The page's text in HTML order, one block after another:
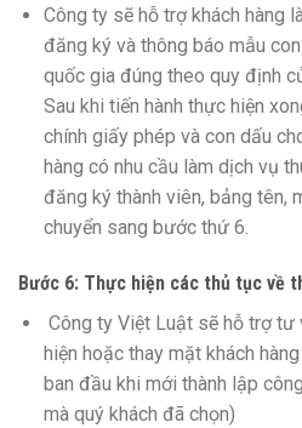
Công ty sẽ hỗ trợ khách hàng
đăng ký và thông báo mẫu
quốc gia đúng theo quy định
Sau khi tiến hành thực hiện
chính giấy phép và con dấu
hàng có nhu cầu làm dịch vụ
đăng ký thành viên, bảng tên,
chuyển sang bước thứ 6.
Bước 6: Thực hiện các thủ tục về
Công ty Việt Luật sẽ hỗ trợ
hiện hoặc thay mặt khách
ban đầu khi mới thành lập
mà quý khách đã chọn)